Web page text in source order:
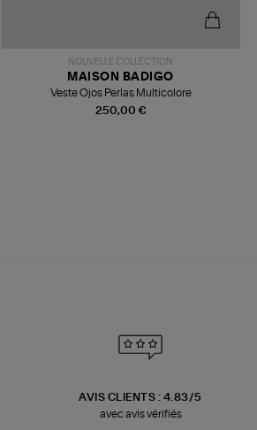
NOUVELLE COLLECTION
250,00 €
MAISON BADIGO
Veste Ojos Perlas Multicolore
AVIS CLIENTS : 4.83/5
avec avis vérifiés